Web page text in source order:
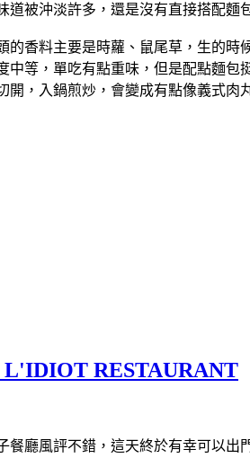
道被沖淡許多，還是沒有直接搭配麵
的香料主要是時蘿、鼠尾草，生的
中等，單吃有點重味，但是配點麵
開，入鍋煎炒，會變成有點像義式
L'IDIOT RESTAURANT
餐廳風評不錯，這天終於有幸可以